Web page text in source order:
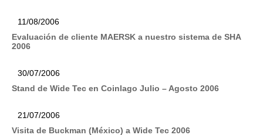
11/08/2006
Evaluación de cliente MAERSK a nuestro sistema de SHA
2006
30/07/2006
Stand de Wide Tec en Coinlago Julio – Agosto 2006
21/07/2006
Visita de Buckman (México) a Wide Tec 2006